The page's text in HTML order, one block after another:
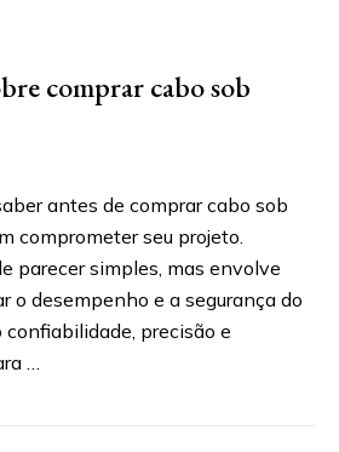
comprar cabo sob
antes de comprar cabo sob
comprometer seu projeto.
parecer simples, mas envolve
o desempenho e a segurança do
precisão e
…